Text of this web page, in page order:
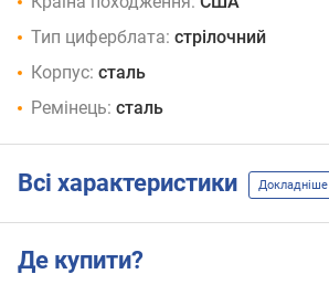
Тип циферблата: стрілочний
Корпус: сталь
Ремінець: сталь
Всі характеристики Докладніше
Де купити?